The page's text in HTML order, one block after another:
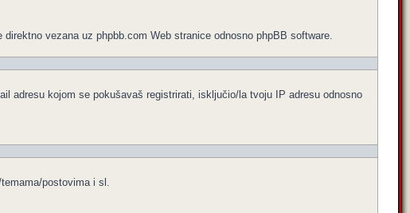
vezana uz phpbb.com Web stranice odnosno phpBB software.
adresu kojom se pokušavaš registrirati, isključio/la tvoju IP adresu odnosno
postovima i sl.